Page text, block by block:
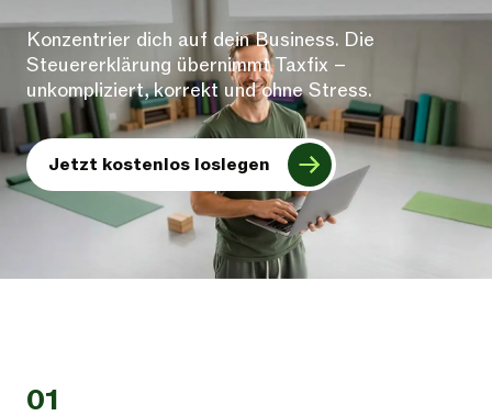
Konzentrier dich auf dein Business. Die
Steuererklärung übernimmt Taxfix –
unkompliziert, korrekt und ohne Stress.
Jetzt kostenlos loslegen
01